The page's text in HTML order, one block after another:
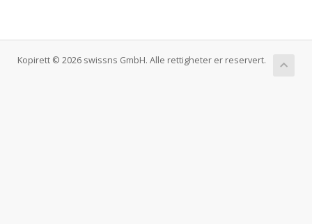
Kopirett © 2026 swissns GmbH. Alle rettigheter er reservert.